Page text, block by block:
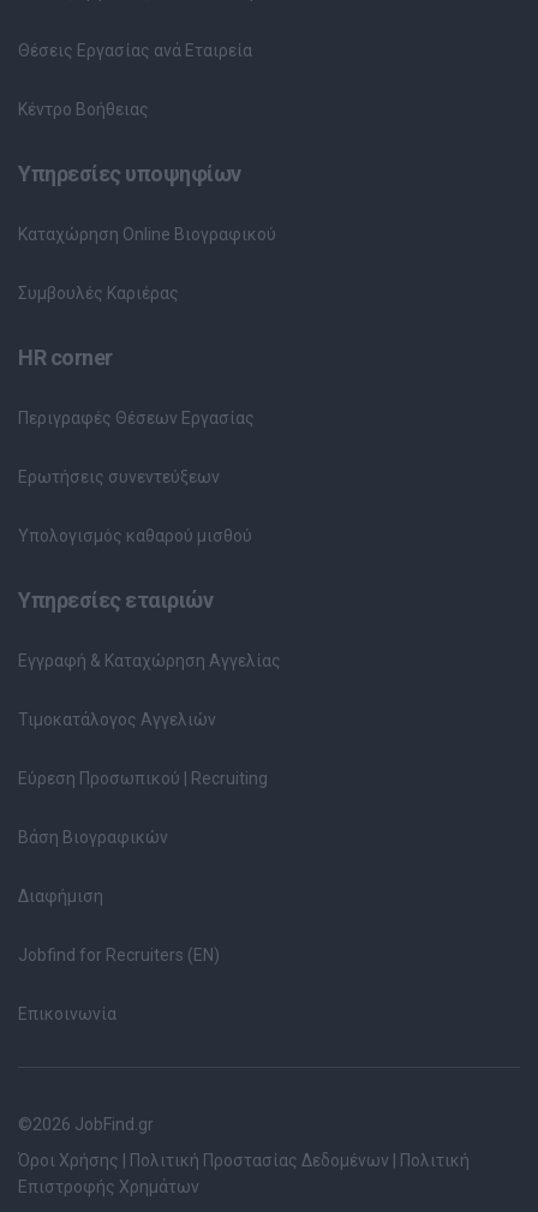
Θέσεις Εργασίας ανά Εταιρεία
Κέντρο Βοήθειας
Υπηρεσίες υποψηφίων
Καταχώρηση Online Βιογραφικού
Συμβουλές Καριέρας
HR corner
Περιγραφές Θέσεων Εργασίας
Ερωτήσεις συνεντεύξεων
Υπολογισμός καθαρού μισθού
Υπηρεσίες εταιριών
Εγγραφή & Καταχώρηση Αγγελίας
Τιμοκατάλογος Αγγελιών
Εύρεση Προσωπικού | Recruiting
Βάση Βιογραφικών
Διαφήμιση
Jobfind for Recruiters (EN)
Επικοινωνία
©2026 JobFind.gr
Όροι Χρήσης
Πολιτική Προστασίας Δεδομένων
Πολιτική
Επιστροφής Χρημάτων